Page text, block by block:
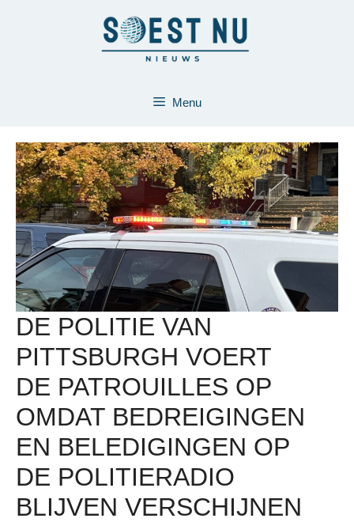
Menu
DE POLITIE VAN
PITTSBURGH VOERT
DE PATROUILLES OP
OMDAT BEDREIGINGEN
EN BELEDIGINGEN OP
DE POLITIERADIO
BLIJVEN VERSCHIJNEN